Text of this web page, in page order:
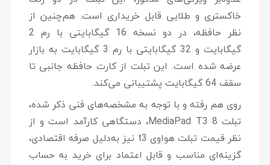
خاکستری و طلایی قابل خریداری است. هم‌چنین از
نظر حافظه، در دو نسخه 16 گیگابایتی با رم 2
گیگابایت و 32 گیگابایتی با رم 3 گیگابایت به بازار
عرضه شده است. این تبلت از کارت حافظه جانبی تا
سقف 64 گیگابایت پشتیبانی می‌کند.
روی هم رفته و با توجه به مشخصه‌های فنی ذکر شده،
تبلت MediaPad T3 8، دستگاهی کارآمد است و از
نظر قیمت تبلت هواوی t3 نیز به‌دلیل صرفه اقتصادی،
گزینه‌ای مناسب و قابل اعتماد برای خرید به حساب